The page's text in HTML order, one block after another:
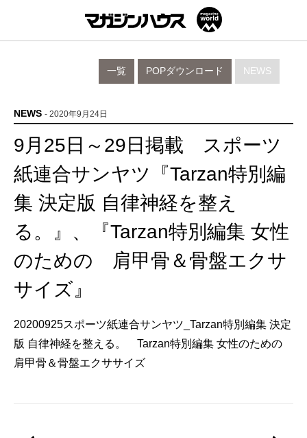
NEWS
POPダウンロード
一覧
NEWS - 2020年9月24日
9月25日～29日掲載 スポーツ
紙連合サンヤツ『Tarzan特別編
集 決定版 自律神経を整え
る。』、『Tarzan特別編集 女性
のための 肩甲骨＆骨盤エクサ
サイズ』
20200925スポーツ紙連合サンヤツ_Tarzan特別編集 決定
版 自律神経を整える。 Tarzan特別編集 女性のための
肩甲骨＆骨盤エクササイズ